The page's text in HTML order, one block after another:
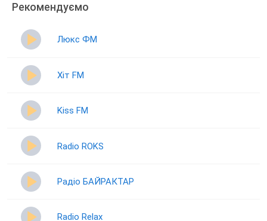
Рекомендуємо
Люкс ФМ
Хіт FM
Kiss FM
Radio ROKS
Радіо БАЙРАКТАР
Radio Relax